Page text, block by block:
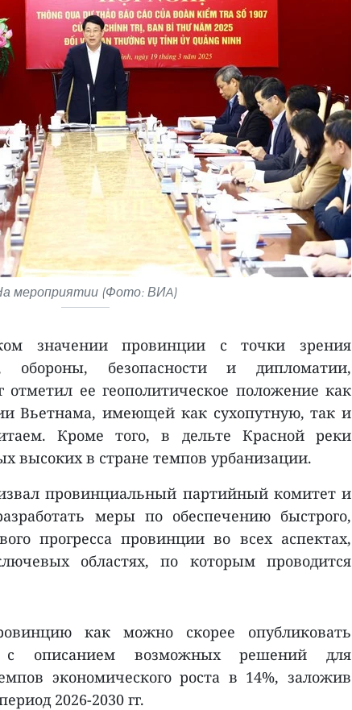
мероприятии (Фото: ВИA)
значении провинции с точки зрения
обороны, безопасности и дипломатии,
ее геополитическое положение как
Вьетнама, имеющей как сухопутную, так и
Кроме того, в дельте Красной реки
высоких в стране темпов урбанизации.
провинциальный партийный комитет и
меры по обеспечению быстрого,
прогресса провинции во всех аспектах,
областях, по которым проводится
как можно скорее опубликовать
с описанием возможных решений для
экономического роста в 14%, заложив
2026-2030 гг.